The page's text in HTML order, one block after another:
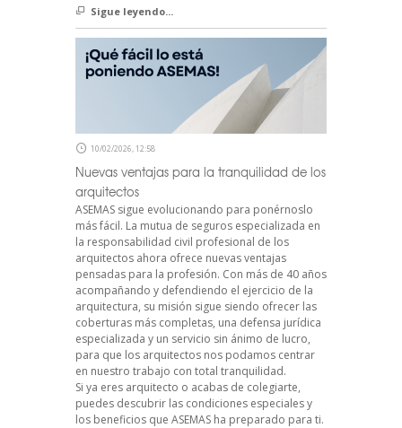
Sigue leyendo...
10/02/2026, 12:58
Nuevas ventajas para la tranquilidad de los
arquitectos
ASEMAS sigue evolucionando para ponérnoslo
más fácil. La mutua de seguros especializada en
la responsabilidad civil profesional de los
arquitectos ahora ofrece nuevas ventajas
pensadas para la profesión. Con más de 40 años
acompañando y defendiendo el ejercicio de la
arquitectura, su misión sigue siendo ofrecer las
coberturas más completas, una defensa jurídica
especializada y un servicio sin ánimo de lucro,
para que los arquitectos nos podamos centrar
en nuestro trabajo con total tranquilidad.
Si ya eres arquitecto o acabas de colegiarte,
puedes descubrir las condiciones especiales y
los beneficios que ASEMAS ha preparado para ti.